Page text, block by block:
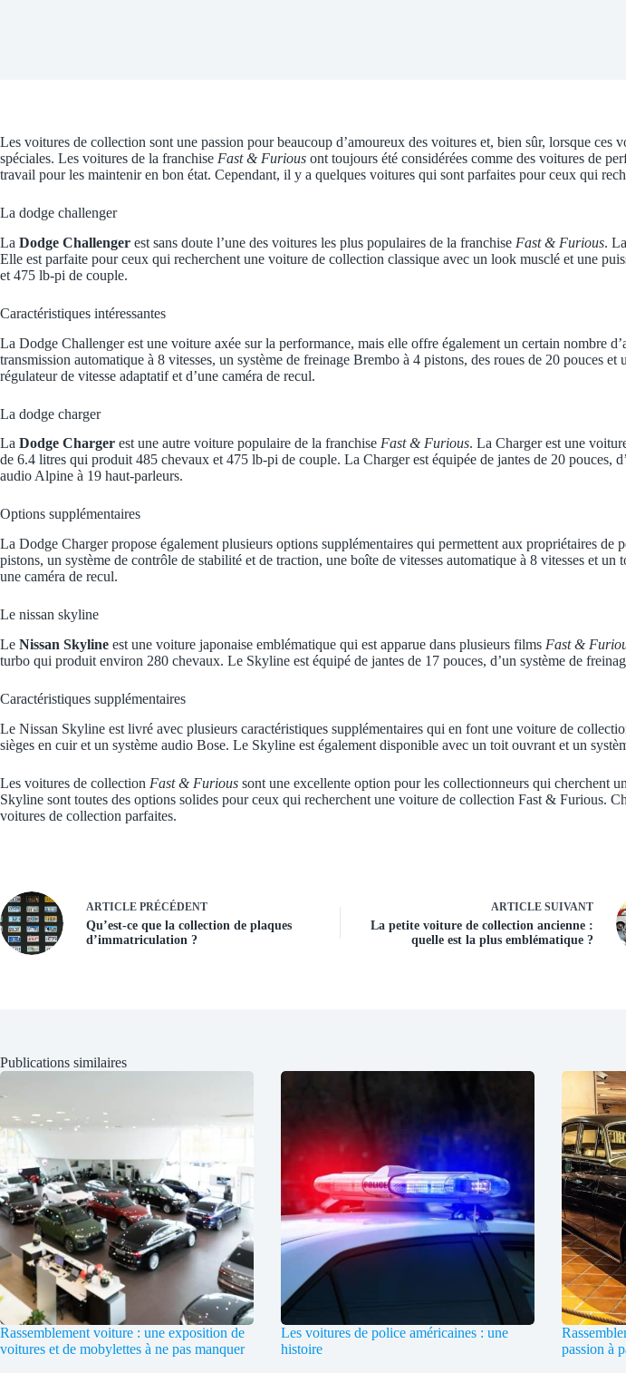
Les voitures de collection sont une passion pour beaucoup d’amoureux des voitures et, bien sûr, lorsque ces
spéciales. Les voitures de la franchise Fast & Furious ont toujours été considérées comme des voitures de
travail pour les maintenir en bon état. Cependant, il y a quelques voitures qui sont parfaites pour ceux qui
La dodge challenger
La Dodge Challenger est sans doute l’une des voitures les plus populaires de la franchise Fast & Furious.
Elle est parfaite pour ceux qui recherchent une voiture de collection classique avec un look musclé et une
et 475 lb-pi de couple.
Caractéristiques intéressantes
La Dodge Challenger est une voiture axée sur la performance, mais elle offre également un certain nombre
transmission automatique à 8 vitesses, un système de freinage Brembo à 4 pistons, des roues de 20 pouces
régulateur de vitesse adaptatif et d’une caméra de recul.
La dodge charger
La Dodge Charger est une autre voiture populaire de la franchise Fast & Furious. La Charger est une
de 6.4 litres qui produit 485 chevaux et 475 lb-pi de couple. La Charger est équipée de jantes de 20 pouces,
audio Alpine à 19 haut-parleurs.
Options supplémentaires
La Dodge Charger propose également plusieurs options supplémentaires qui permettent aux propriétaires
pistons, un système de contrôle de stabilité et de traction, une boîte de vitesses automatique à 8 vitesses et
une caméra de recul.
Le nissan skyline
Le Nissan Skyline est une voiture japonaise emblématique qui est apparue dans plusieurs films Fast &
turbo qui produit environ 280 chevaux. Le Skyline est équipé de jantes de 17 pouces, d’un système de
Caractéristiques supplémentaires
Le Nissan Skyline est livré avec plusieurs caractéristiques supplémentaires qui en font une voiture de
sièges en cuir et un système audio Bose. Le Skyline est également disponible avec un toit ouvrant et un
Les voitures de collection Fast & Furious sont une excellente option pour les collectionneurs qui cherchent
Skyline sont toutes des options solides pour ceux qui recherchent une voiture de collection Fast & Furious.
voitures de collection parfaites.
ARTICLE PRÉCÉDENT
Qu’est-ce que la collection de plaques
d’immatriculation ?
ARTICLE SUIVANT
La petite voiture de collection ancienne :
quelle est la plus emblématique ?
Publications similaires
Rassemblement voiture : une exposition de
voitures et de mobylettes à ne pas manquer
Les voitures de police américaines : une
histoire
passion à